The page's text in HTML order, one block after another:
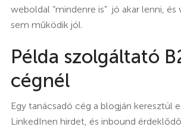
weboldal “mindenre is” jó akar lenni,
sem működik jól.
Példa szolgáltató
cégnél
Egy tanácsadó cég a blogján keresztül
LinkedInen hirdet, és inbound